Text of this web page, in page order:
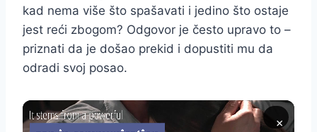
kad nema više što spašavati i jedino što ostaje
jest reći zbogom? Odgovor je često upravo to –
priznati da je došao prekid i dopustiti mu da
odradi svoj posao.
×